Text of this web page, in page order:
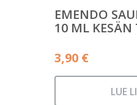
EMENDO
10 ML KESÄN
3,90 €
LUE